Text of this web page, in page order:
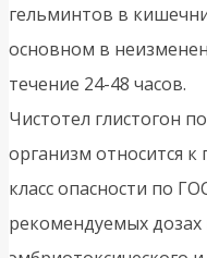
гельминтов в
основном в
течение 24-48 часов.
Чистотел глистогон
организм относится
класс опасности по
рекомендуемых дозах